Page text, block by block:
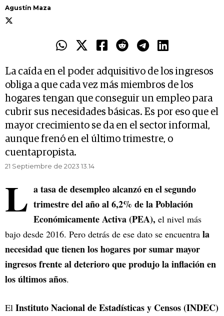
Agustín Maza
La caída en el poder adquisitivo de los ingresos
obliga a que cada vez más miembros de los
hogares tengan que conseguir un empleo para
cubrir sus necesidades básicas. Es por eso que el
mayor crecimiento se da en el sector informal,
aunque frenó en el último trimestre, o
cuentapropista.
21 Septiembre de 2023 13.14
L a tasa de desempleo alcanzó en el segundo
trimestre del año al 6,2% de la Población
Económicamente Activa (PEA), el nivel más
bajo desde 2016. Pero detrás de ese dato se encuentra la
necesidad que tienen los hogares por sumar mayor
ingresos frente al deterioro que produjo la inflación en
los últimos años.
El Instituto Nacional de Estadísticas y Censos (INDEC)